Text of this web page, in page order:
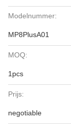
Modelnummer:
MP8PlusA01
MOQ:
1pcs
Prijs:
negotiable